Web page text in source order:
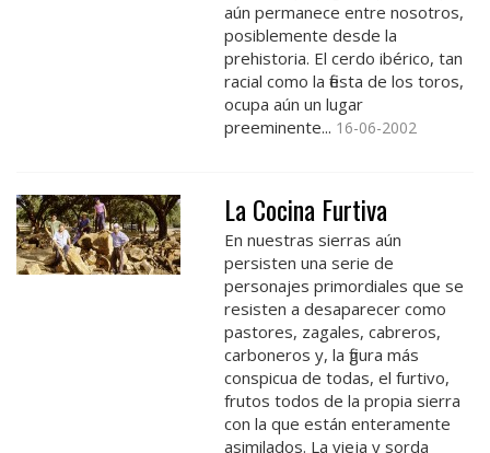
aún permanece entre nosotros,
posiblemente desde la
prehistoria. El cerdo ibérico, tan
racial como la fiesta de los toros,
ocupa aún un lugar
preeminente... 16-06-2002
La Cocina Furtiva
En nuestras sierras aún
persisten una serie de
personajes primordiales que se
resisten a desaparecer como
pastores, zagales, cabreros,
carboneros y, la figura más
conspicua de todas, el furtivo,
frutos todos de la propia sierra
con la que están enteramente
asimilados. La vieja y sorda